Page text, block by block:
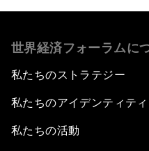
世界経済フォーラムに
私たちのストラテジー
私たちのアイデンティティ
私たちの活動